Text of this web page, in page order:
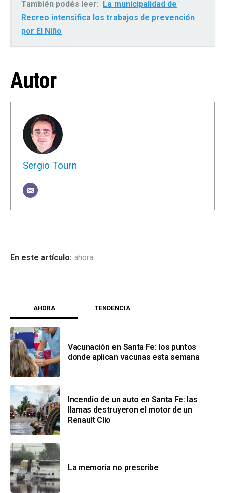
También podés leer:
La municipalidad de
Recreo intensifica los trabajos de prevención
por El Niño
Autor
Sergio Tourn
ahora
AHORA TENDENCIA
Vacunación en Santa Fe: los puntos
donde aplican vacunas esta semana
Incendio de un auto en Santa Fe: las
llamas destruyeron el motor de un
Renault Clio
La memoria no prescribe